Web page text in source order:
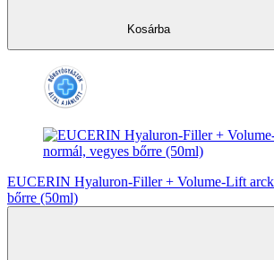
Kosárba
EUCERIN Hyaluron-Filler + Volume-Lift
bőrre (50ml)